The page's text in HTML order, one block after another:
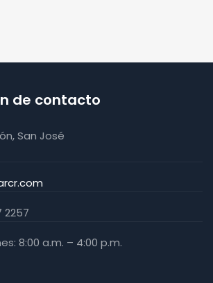
de contacto
San José
2257‬
8:00 a.m. – 4:00 p.m.